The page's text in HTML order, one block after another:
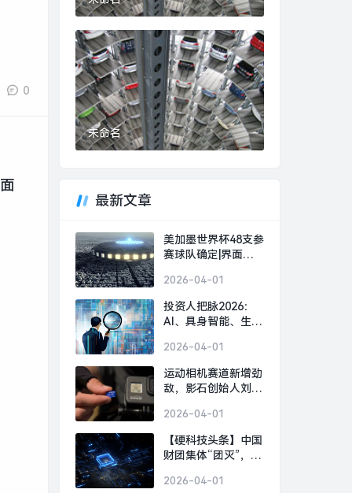
0
未命名
最新文章
美加墨世界杯48支参
赛球队确定|界面新
2026-04-01
投资人把脉2026：
AI、具身智能、生物
金超级独角兽 | 界面
预言家⑥|界面新闻 ·
科技
2026-04-01
运动相机赛道新增劲
敌，影石创始人刘靖
划”恶意挖人|界面新
闻 · 科技
2026-04-01
【硬科技头条】中国
财团集体“团灭”，英
购何以崩盘？|界面
2026-04-01